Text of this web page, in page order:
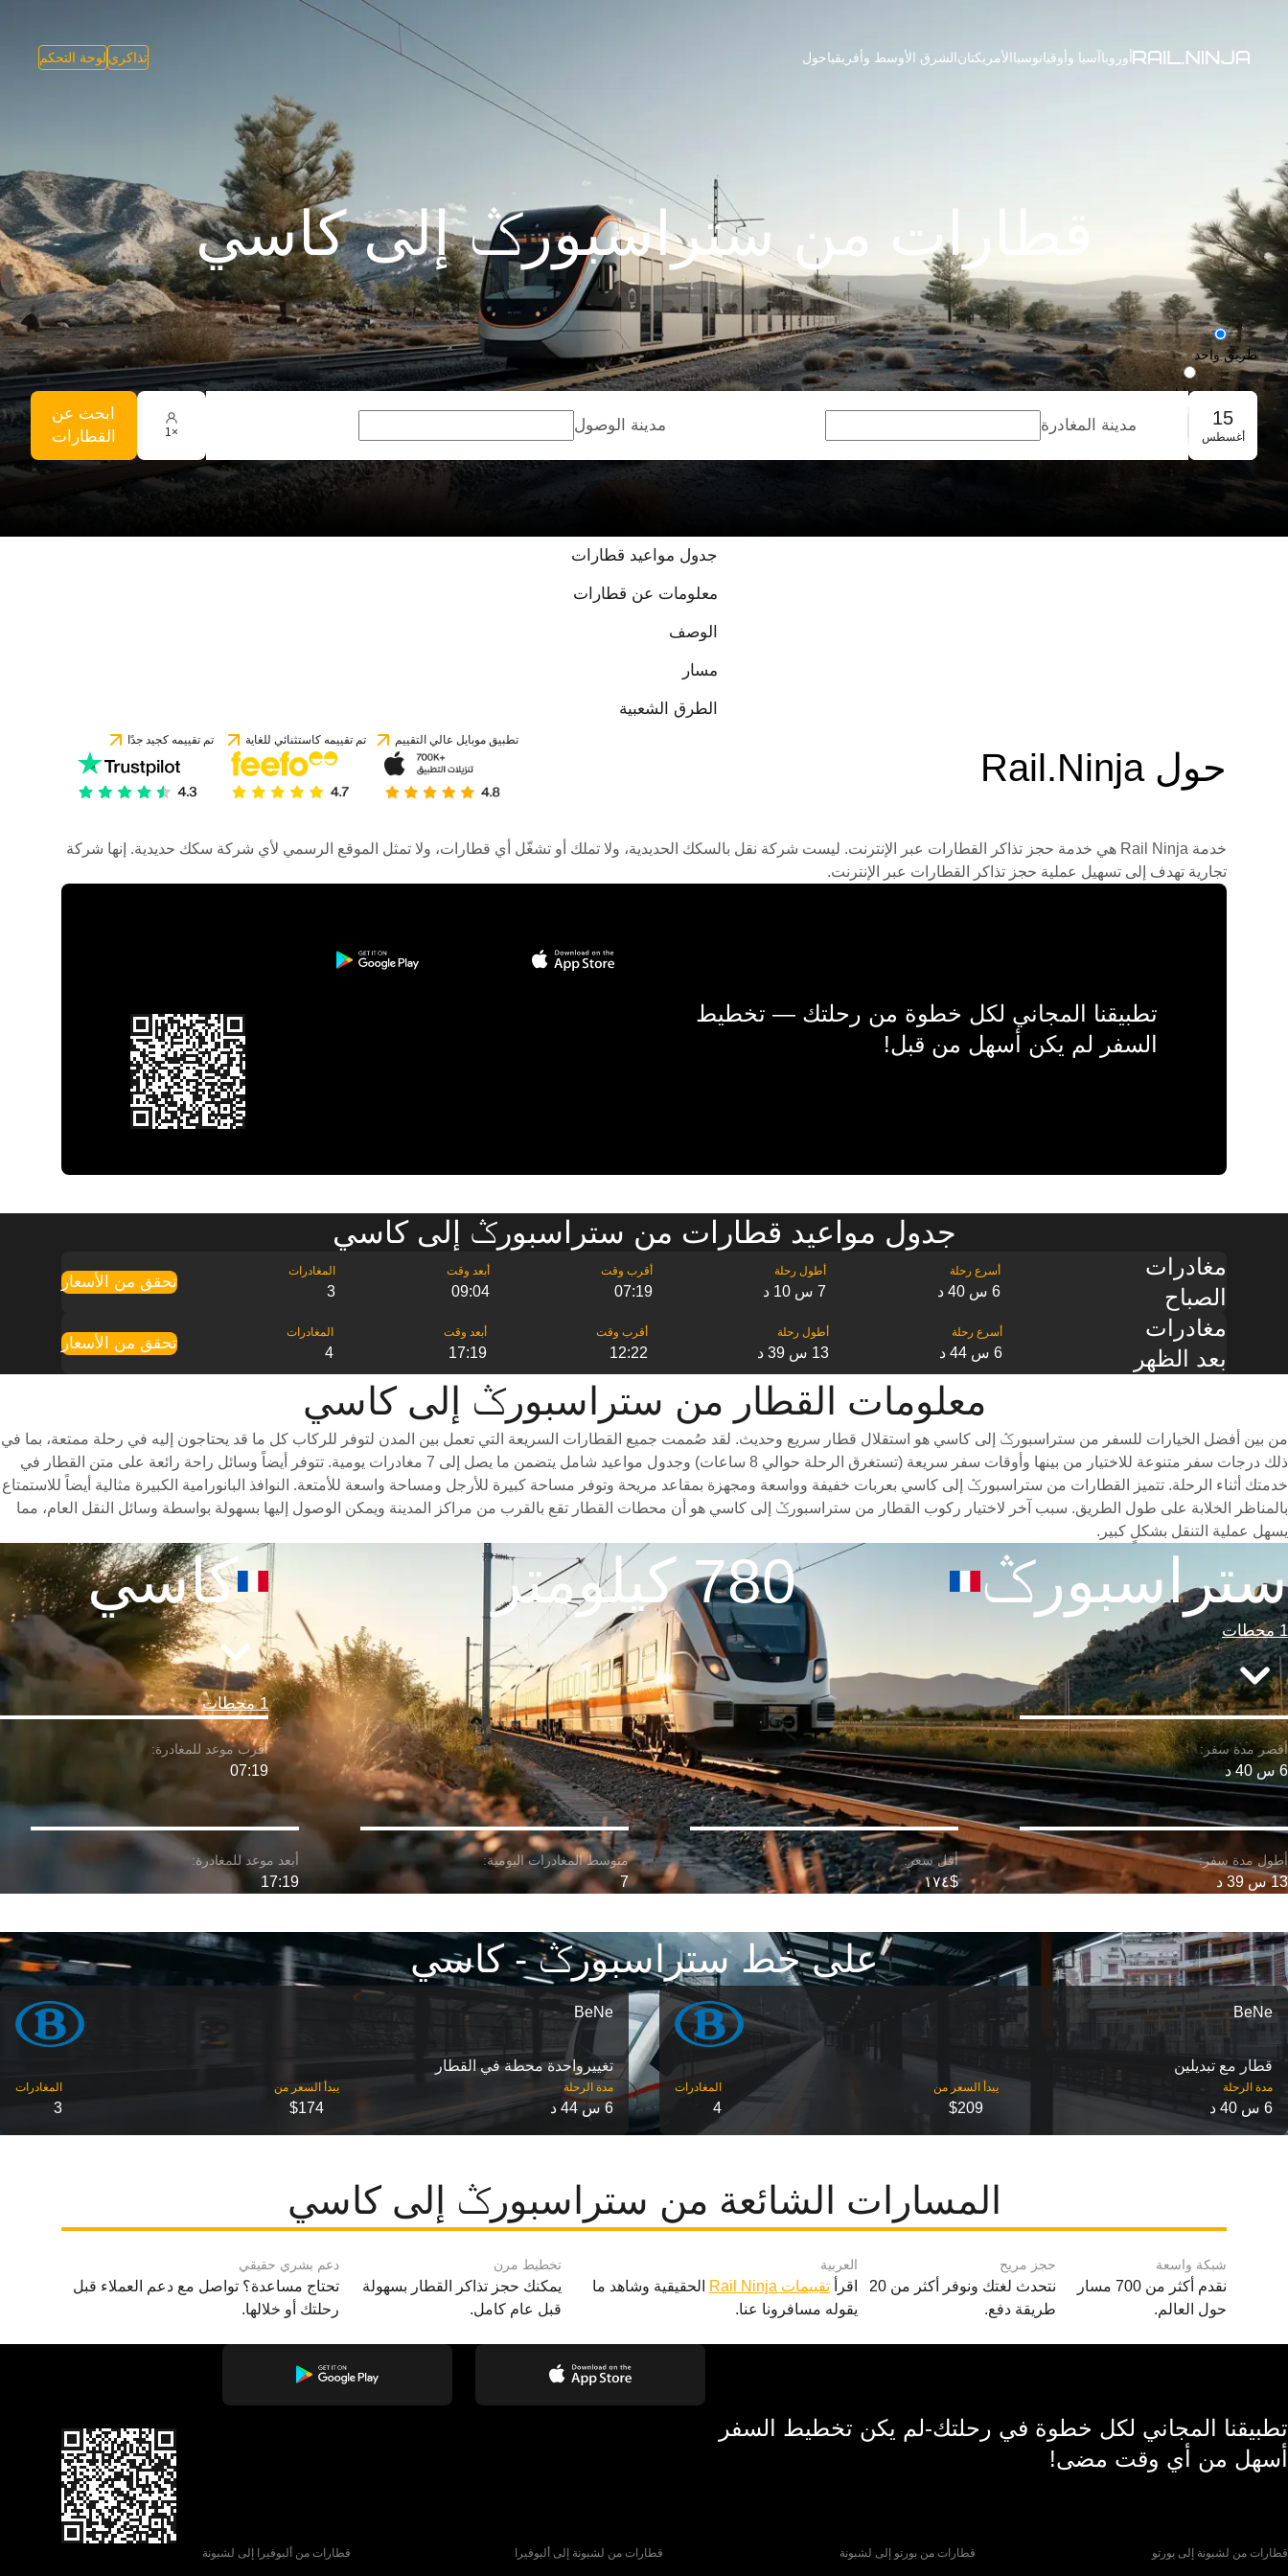
أوروبا آسيا وأوقيانوسيا الأمريكتان الشرق الأوسط وأفريقياحول تذاكري لوحة التحكم
قطارات من ستراسبورݣ إلى كاسي
طريق واحد
رحلة ذهاب وإياب
الحجز الجماعي
15
أغسطس
مدينة المغادرة مدينة الوصول ×
1
ابحث عن
القطارات
جدول مواعيد قطارات
معلومات عن قطارات
الوصف
مسار
الطرق الشعبية
حول Rail.Ninja
تطبيق موبايل عالي التقييم تم تقييمه كاستثنائي للغاية تم تقييمه كجيد جدًا
خدمة Rail Ninja هي خدمة حجز تذاكر القطارات عبر الإنترنت. ليست شركة نقل بالسكك الحديدية، ولا تملك أو تشغّل أي قطارات، ولا تمثل الموقع الرسمي لأي شركة سكك حديدية. إنها شركة
تجارية تهدف إلى تسهيل عملية حجز تذاكر القطارات عبر الإنترنت.
تطبيقنا المجاني لكل خطوة من رحلتك — تخطيط
السفر لم يكن أسهل من قبل!
جدول مواعيد قطارات من ستراسبورݣ إلى كاسي
مغادرات
الصباح
6 س 40 د 7 س 10 د 07:19
09:04
3
تحقق من الأسعار
مغادرات
بعد الظهر
6 س 44 د 13 س 39 د 12:22
17:19
4
تحقق من الأسعار
معلومات القطار من ‎ستراسبورݣ إلى ‎كاسي
من بين أفضل الخيارات للسفر من ستراسبورݣ إلى كاسي هو استقلال قطار سريع وحديث. لقد صُممت جميع القطارات السريعة التي تعمل بين المدن لتوفر للركاب كل ما قد يحتاجون إليه في رحلة ممتعة، بما في
ذلك درجات سفر متنوعة للاختيار من بينها وأوقات سفر سريعة (تستغرق الرحلة حوالي 8 ساعات) وجدول مواعيد شامل يتضمن ما يصل إلى 7 مغادرات يومية. تتوفر أيضاً وسائل راحة رائعة على متن القطار في
خدمتك أثناء الرحلة. تتميز القطارات من ستراسبورݣ إلى كاسي بعربات خفيفة وواسعة ومجهزة بمقاعد مريحة وتوفر مساحة كبيرة للأرجل ومساحة واسعة للأمتعة. النوافذ البانورامية الكبيرة مثالية أيضاً للاستمتاع
بالمناظر الخلابة على طول الطريق. سبب آخر لاختيار ركوب القطار من ستراسبورݣ إلى كاسي هو أن محطات القطار تقع بالقرب من مراكز المدينة ويمكن الوصول إليها بسهولة بواسطة وسائل النقل العام، مما
يسهل عملية التنقل بشكلٍ كبير.
ستراسبورݣ
1 محطات
780 كيلومتر كاسي
1 محطات
6 س 40 د 07:19
13 س 39 د $١٧٤ 7
17:19
على خط ستراسبورݣ - كاسي
BeNe
قطار مع تبديلين
مدة الرحلة
6 س 40 د
‎يبدأ السعر من
$209
4
BeNe
تغییرواحدة محطة في القطار
مدة الرحلة
6 س 44 د
‎يبدأ السعر من
$174
3
المسارات الشائعة من ستراسبورݣ إلى كاسي
شبكة واسعة
نقدم أكثر من 700 مسار
حول العالم.
حجز مريح
نتحدث لغتك ونوفر أكثر من 20
طريقة دفع.
العربية
اقرأ تقييمات Rail Ninja
الحقيقية وشاهد ما
يقوله مسافرونا عنا.
تخطيط مرن
يمكنك حجز تذاكر القطار بسهولة
قبل عام كامل.
دعم بشري حقيقي
تحتاج مساعدة؟ تواصل مع دعم العملاء قبل
رحلتك أو خلالها.
تطبيقنا المجاني لكل خطوة في رحلتك-لم يكن تخطيط السفر
أسهل من أي وقت مضى!
قطارات من لشبونة إلى بورتو قطارات من بورتو إلى لشبونة قطارات من لشبونة إلى ألبوفيرا قطارات من ألبوفيرا إلى لشبونة